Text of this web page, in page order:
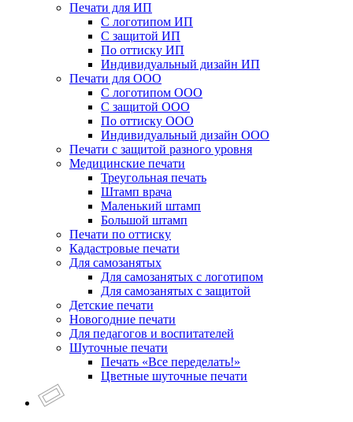
Печати для ИП
С логотипом ИП
С защитой ИП
По оттиску ИП
Индивидуальный дизайн ИП
Печати для ООО
С логотипом ООО
С защитой ООО
По оттиску ООО
Индивидуальный дизайн ООО
Печати с защитой разного уровня
Медицинские печати
Треугольная печать
Штамп врача
Маленький штамп
Большой штамп
Печати по оттиску
Кадастровые печати
Для самозанятых
Для самозанятых с логотипом
Для самозанятых с защитой
Детские печати
Новогодние печати
Для педагогов и воспитателей
Шуточные печати
Печать «Все переделать!»
Цветные шуточные печати